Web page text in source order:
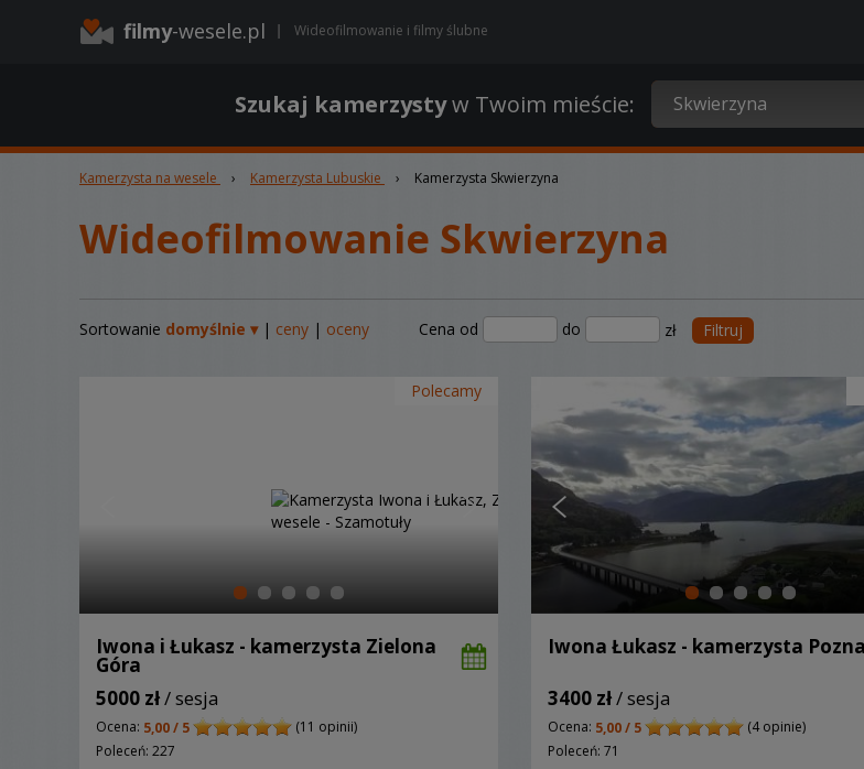
filmy-wesele.pl Wideofilmowanie i filmy ślubne
Szukaj kamerzystyw Twoim mieście:
Kamerzysta na wesele › Kamerzysta Lubuskie › Kamerzysta Skwierzyna
Wideofilmowanie Skwierzyna
Sortowanie domyślnie ▾| ceny | oceny Cena od do zł Filtruj
Polecamy
Iwona i Łukasz - kamerzysta Zielona
Góra
5000 zł/ sesja
Ocena: 5,00 / 5
(11 opinii)
Poleceń: 227
Iwona Łukasz - kamerzysta
3400 zł/ sesja
Ocena: 5,00 / 5
(4 opinie)
Poleceń: 71